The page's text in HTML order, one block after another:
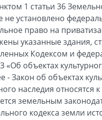
1 статьи 36
не установлено
право на
указанные здания,
Кодексом и
объектах
- Закон об объектах
наследия
земельным
кодекса земли